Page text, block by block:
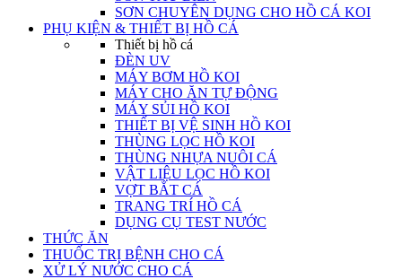
SƠN CHUYÊN DỤNG CHO HỒ CÁ KOI
PHỤ KIỆN & THIẾT BỊ HỒ CÁ
Thiết bị hồ cá
ĐÈN UV
MÁY BƠM HỒ KOI
MÁY CHO ĂN TỰ ĐỘNG
MÁY SỦI HỒ KOI
THIẾT BỊ VỆ SINH HỒ KOI
THÙNG LỌC HỒ KOI
THÙNG NHỰA NUÔI CÁ
VẬT LIỆU LỌC HỒ KOI
VỢT BẮT CÁ
TRANG TRÍ HỒ CÁ
DỤNG CỤ TEST NƯỚC
THỨC ĂN
THUỐC TRỊ BỆNH CHO CÁ
XỬ LÝ NƯỚC CHO CÁ